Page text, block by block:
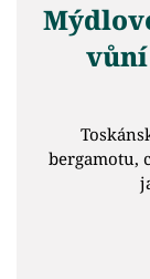
vůní
bergamotu,